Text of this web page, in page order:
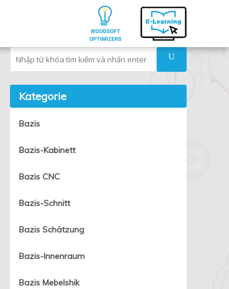
Kategorie
Bazis
Bazis-Kabinett
Bazis CNC
Bazis-Schnitt
Bazis Schätzung
Bazis-Innenraum
Bazis Mebelshik